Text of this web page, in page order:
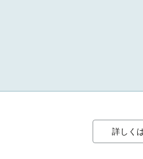
詳しく